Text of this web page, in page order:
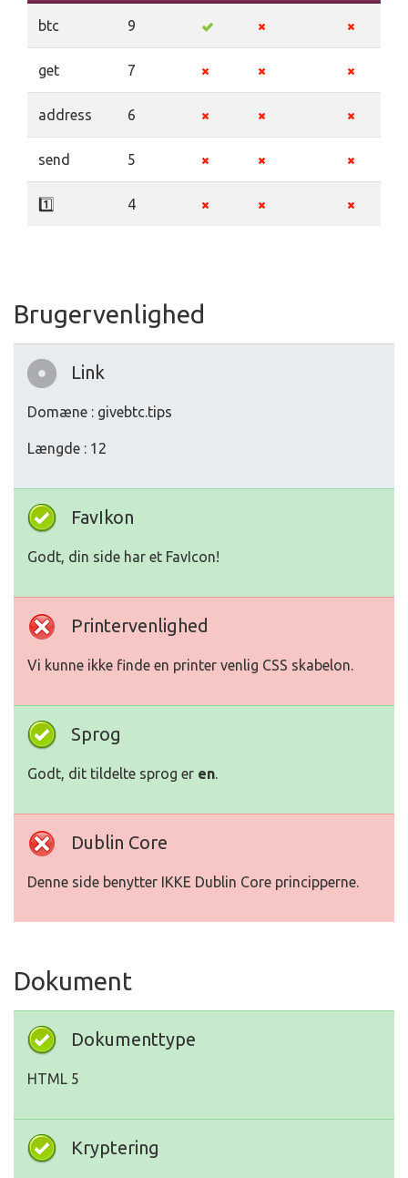
btc 9
get 7
address 6
send 5
1️⃣ 4
Brugervenlighed
Link
Domæne : givebtc.tips
Længde : 12
FavIkon
Godt, din side har et FavIcon!
Printervenlighed
Vi kunne ikke finde en printer venlig CSS skabelon.
Sprog
Godt, dit tildelte sprog er en.
Dublin Core
Denne side benytter IKKE Dublin Core principperne.
Dokument
Dokumenttype
HTML 5
Kryptering